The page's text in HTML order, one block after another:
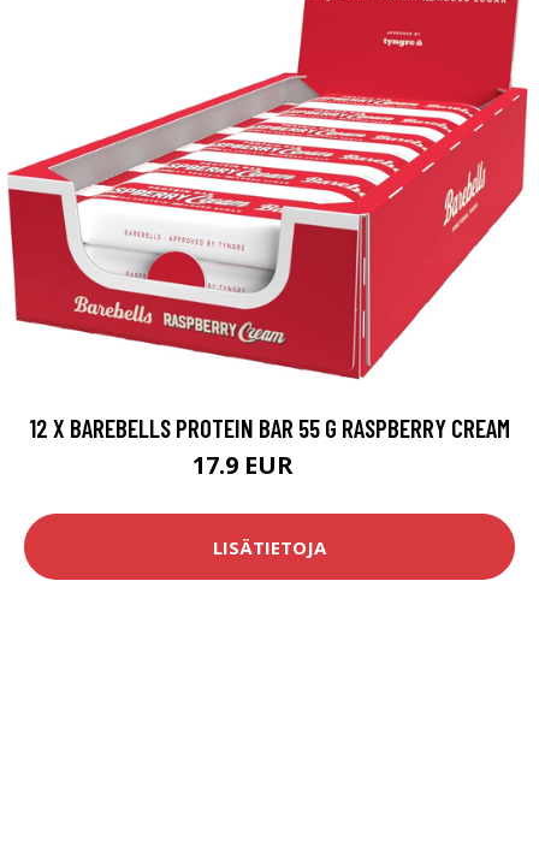
12 X BAREBELLS PROTEIN BAR 55 G RASPBERRY CREAM
17.9 EUR
LISÄTIETOJA